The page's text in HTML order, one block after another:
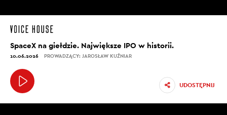
SpaceX na giełdzie. Największe IPO w historii.
10.06.2026 PROWADZĄCY: JAROSŁAW KUŹNIAR
UDOSTĘPNIJ